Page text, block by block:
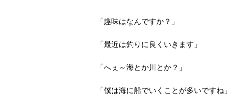
「趣味はなんですか？」
「最近は釣りに良くいきます」
「へぇ～海とか川とか？」
「僕は海に船でいくことが多いですね」